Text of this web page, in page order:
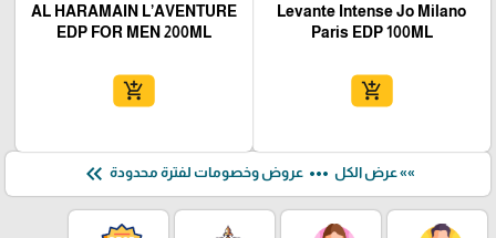
Levante Intense Jo Milano
Paris EDP 100ML
add_shopping_cart
AL HARAMAIN L’AVENTURE
EDP FOR MEN 200ML
add_shopping_cart
»» عرض الكل more_horiz عروض وخصومات لفترة محدودة keyboard_double_arrow_left